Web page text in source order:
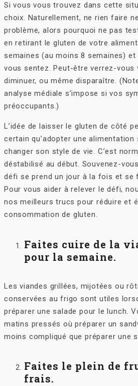
Si vous vous trouvez dans cette
choix. Naturellement, ne rien faire
problème, alors pourquoi ne pas
en retirant le gluten de votre
semaines (au moins 8 semaines)
vous sentez. Peut-être verrez-vous
diminuer, ou même disparaître.
analyse médiale s’impose si vos
préoccupants.)
L’idée de laisser le gluten de côté
certain qu’adopter une alimentation
changer son style de vie. C’est
déstabilisé au début. Souvenez-
défi se prend un jour à la fois et se
Pour vous aider à relever le défi,
nos meilleurs trucs pour réduire et
consommation de gluten.
Faites cuire de la
pour la semaine.
Les viandes grillées, mijotées ou
conservées au frigo sont utiles
préparer une salade pour le lunch.
matins pressés où préparer un
moins compliqué que préparer une
Faites le plein de
frais.